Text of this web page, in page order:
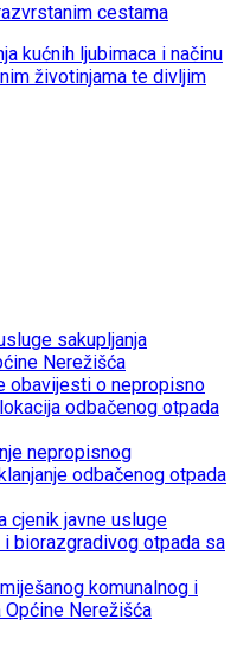
cestama
kućnih ljubimaca i načinu
životinjama te divljim
sakupljanja
Nerežišća
obavijesti o nepropisno
odbačenog otpada
nepropisnog
odbačenog otpada
cjenik javne usluge
i biorazgradivog otpada sa
komunalnog i
Nerežišća